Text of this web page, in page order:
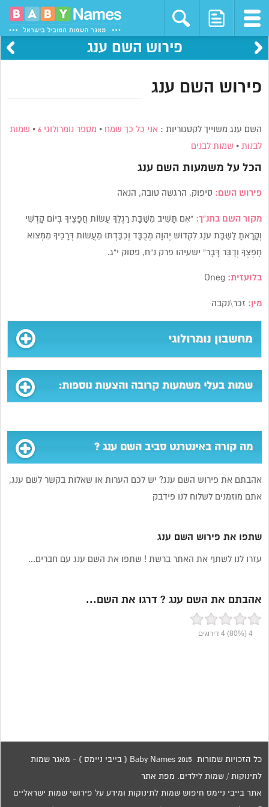
פירוש השם ענג
פירוש השם ענג
השם ענג משוייך לקטגוריות :אני כל כך שמח • מספר נומרולוגי 6 • שמות
לבנות • שמות לבנים
הכל על משמעות השם ענג
פירוש השם: סיפוק, הרגשה טובה, הנאה
מקור השם בתנ”ך:“אִם תָּשִׁיב מִשַּׁבָּת רַגְלֶךָ עֲשׂוֹת חֲפָצֶיךָ בְּיוֹם קָדְשִׁי
וְקָרָאתָ לַשַּׁבָּת עֹנֶג לִקְדוֹשׁ יְהוָה מְכֻבָּד וְכִבַּדְתּוֹ מֵעֲשׂוֹת דְּרָכֶיךָ מִמְּצוֹא
חֶפְצְךָ וְדַבֵּר דָּבָר” ישעיהו פרק נ”ח, פסוק י”ג.
בלועזית:
מין: זכר\נקבה
מחשבון נומרולוגי
שמות בעלי משמעות קרובה והצעות נוספות:
מה קורה באינטרנט סביב השם ענג ?
אהבתם את פירוש השם ענג? יש לכם הערות או שאלות בקשר לשם ענג,
אתם מוזמנים לשלוח לנו פידבק
שתפו את פירוש השם ענג
עזרו לנו לשתף את האתר ברשת ! שתפו את השם ענג עם חברים...
אהבתם את השם ענג ? דרגו את השם...
4
(80%)
4דירוגים
כל הזכויות שמורות 2015 Baby Names ( בייבי ניימס ) - מאגר שמות
לתינוקות / שמות לילדים. מפת אתר
אתר בייבי ניימס חיפוש שמות לתינוקות ומידע על פירושי שמות ישראליים